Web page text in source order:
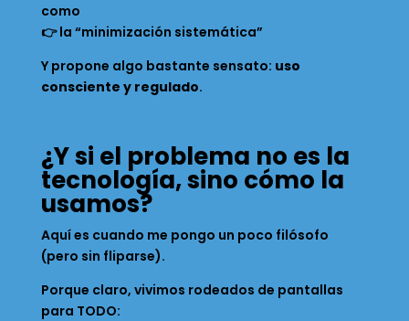
como
👉 la “minimización sistemática”
Y propone algo bastante sensato: uso
consciente y regulado.
¿Y si el problema no es la
tecnología, sino cómo la
usamos?
Aquí es cuando me pongo un poco filósofo
(pero sin fliparse).
Porque claro, vivimos rodeados de pantallas
para TODO: